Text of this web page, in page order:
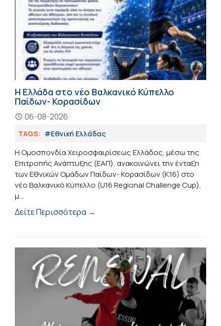
Η Ελλάδα στο νέο Βαλκανικό Κύπελλο
Παίδων- Κορασίδων
06-08-2026
TAGS: #Εθνική Ελλάδας
Η Ομοσπονδία Χειροσφαιρίσεως Ελλάδος, μέσω της
Επιτροπής Ανάπτυξης (ΕΑΠ), ανακοινώνει την ένταξη
των Εθνικών Ομάδων Παίδων- Κορασίδων (Κ16) στο
νέο Βαλκανικό Κύπελλο (U16 Regional Challenge Cup),
μ...
Δείτε Περισσότερα →